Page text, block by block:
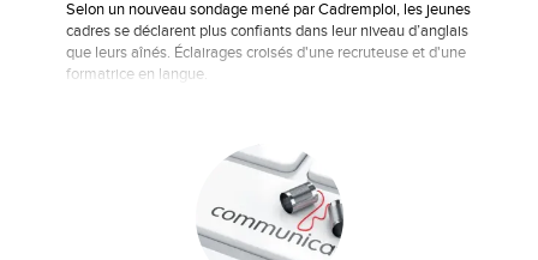
Selon un nouveau sondage mené par Cadremploi, les jeunes
cadres se déclarent plus confiants dans leur niveau d’anglais
que leurs aînés. Éclairages croisés d'une recruteuse et d'une
formatrice en langue.